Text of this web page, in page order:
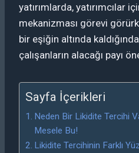
yatırımlarda, yatırımcılar
mekanizması görevi
bir eşiğin altında
çalışanların alacağı payı
Sayfa İçerikleri
Neden Bir Likidite Tercihi
Mesele Bu!
Likidite Tercihinin Farklı